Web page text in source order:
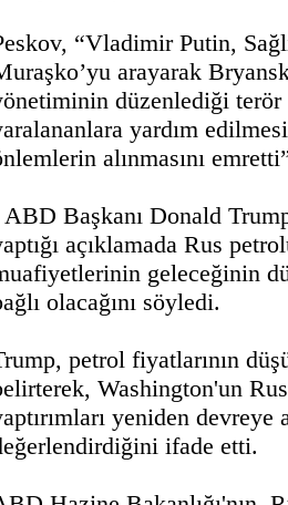
“Vladimir Putin,
arayarak
düzenlediği terör
yardım
alınmasını
ABD Başkanı Donald
açıklamada Rus
geleceğinin
olacağını söyledi.
petrol fiyatlarının
Washington'un
yeniden devreye
ifade etti.